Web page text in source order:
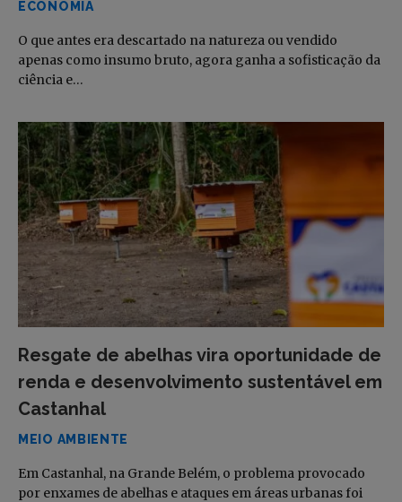
ECONOMIA
O que antes era descartado na natureza ou vendido
apenas como insumo bruto, agora ganha a sofisticação da
ciência e…
Resgate de abelhas vira oportunidade de
renda e desenvolvimento sustentável em
Castanhal
MEIO AMBIENTE
Em Castanhal, na Grande Belém, o problema provocado
por enxames de abelhas e ataques em áreas urbanas foi